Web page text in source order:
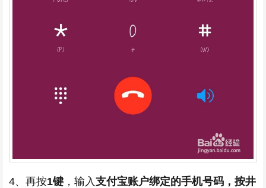
4、再按1键，输入 支付宝账户绑定的手机号码，按井